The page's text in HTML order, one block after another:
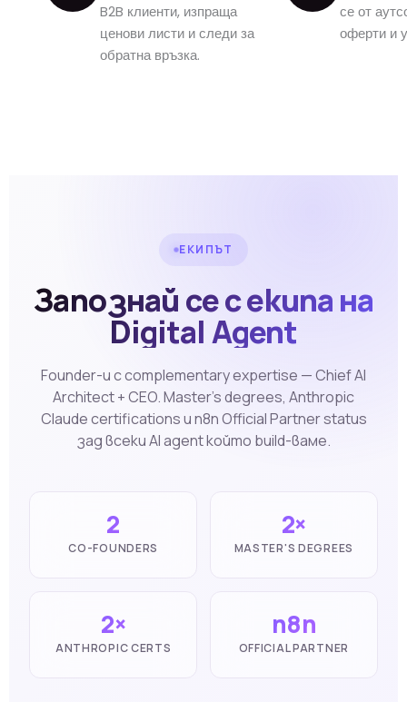
B2B клиенти, изпраща
ценови листи и следи за
обратна връзка.
се от
оферти и
ЕКИПЪТ
Запознай се с екипа на
Digital Agent
Founder-и с complementary expertise — Chief AI
Architect + CEO. Master's degrees, Anthropic
Claude certifications и n8n Official Partner status
зад всеки AI agent който build-ваме.
2
CO-FOUNDERS
2×
MASTER'S DEGREES
2×
ANTHROPIC CERTS
n8n
OFFICIAL PARTNER